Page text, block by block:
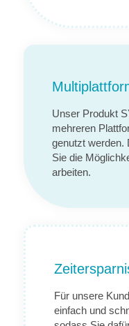
Unser Produkt
mehreren
genutzt werden.
Sie die
arbeiten.
Für unsere
einfach und